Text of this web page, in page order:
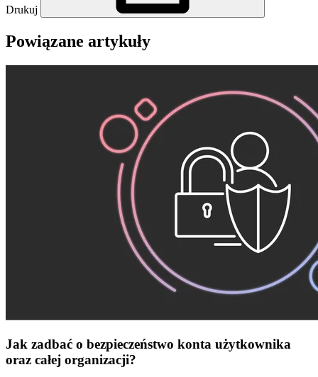
Drukuj
Powiązane artykuły
Jak zadbać o bezpieczeństwo konta użytkownika
oraz całej organizacji?